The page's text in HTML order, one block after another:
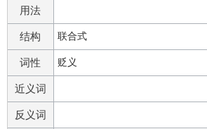
用法
结构 联合式
词性 贬义
近义词
反义词